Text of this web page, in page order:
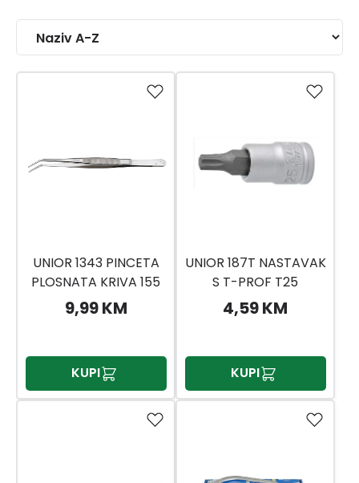
UNIOR 1343 PINCETA
PLOSNATA KRIVA 155
9,99 KM
KUPI
UNIOR 187T NASTAVAK
S T-PROF T25
4,59 KM
KUPI